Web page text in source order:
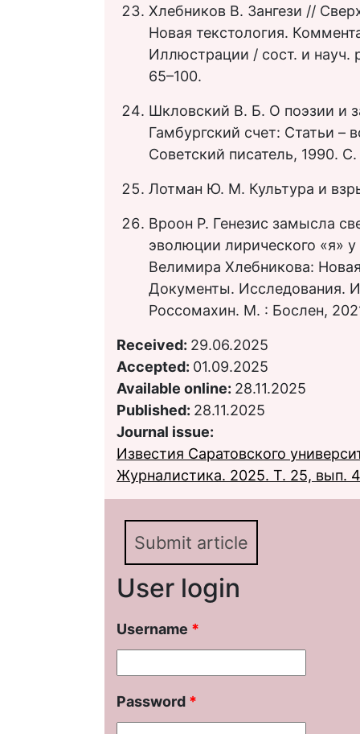
Хлебников В. Зангези //
Новая текстология.
Иллюстрации / сост. и науч.
65–100.
Шкловский В. Б. О поэзии и
Гамбургский счет: Статьи –
Советский писатель, 1990.
Лотман Ю. М. Культура и
Вроон Р. Генезис замысла
эволюции лирического «я»
Велимира Хлебникова:
Документы. Исследования.
Россомахин. М. : Бослен,
Received: 29.06.2025
Accepted: 01.09.2025
Available online: 28.11.2025
Published: 28.11.2025
Journal issue:
Известия Саратовского
Журналистика. 2025. Т. 25, вып. 4
Submit article
User login
Username *
Password *